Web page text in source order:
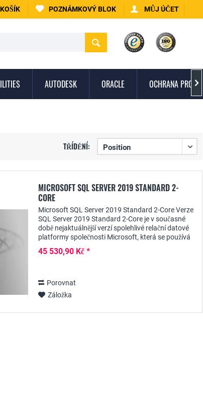
POZNÁMKOVÝ BLOK MŮJ ÚČET
AUTODESK ORACLE OCHRANA PROTI

TŘÍDĚNÍ:
MICROSOFT SQL SERVER 2019 STANDARD 2-
CORE
Microsoft SQL Server 2019 Standard 2-Core Verze
SQL Server 2019 Standard 2-Core je v současné
době nejaktuálnější verzí spolehlivé relační datové
platformy společnosti Microsoft, která se používá
45 530,90 Kč *
Porovnat
Záložka